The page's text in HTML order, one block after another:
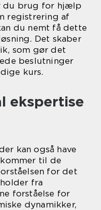
du brug for hjælp
registrering af
du nemt få dette
Det skaber
som gør det
beslutninger
kurs.
ekspertise
kan også have
til de
for det
fra
forståelse for
dynamikker,